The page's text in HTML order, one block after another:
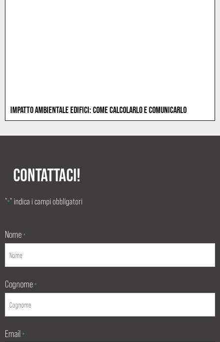
IMPATTO AMBIENTALE EDIFICI: COME CALCOLARLO E COMUNICARLO
CONTATTACI!
"*" indica i campi obbligatori
Nome *
Cognome *
Email *